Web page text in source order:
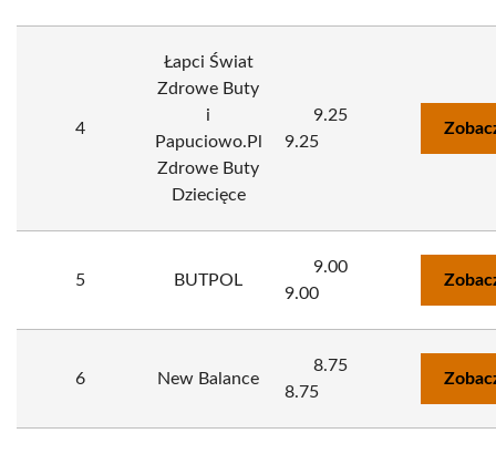
4
Łapci Świat
Zdrowe Buty
i
Papuciowo.Pl
Zdrowe Buty
Dziecięce
9.25
9.25
5 BUTPOL
9.00
9.00
6 New Balance
8.75
8.75